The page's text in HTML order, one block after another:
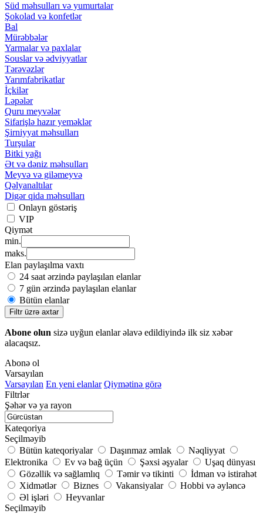
Süd məhsulları və yumurtalar
Şokolad və konfetlər
Bal
Mürəbbələr
Yarmalar və paxlalar
Souslar və ədviyyatlar
Tərəvəzlər
Yarımfabrikatlar
İçkilər
Ləpələr
Quru meyvələr
Sifarişlə hazır yeməklər
Şirniyyat məhsulları
Turşular
Bitki yağı
Ət və dəniz məhsulları
Meyvə və giləmeyvə
Qəlyanaltılar
Digər qida məhsulları
Onlayn göstəriş
VIP
Qiymət
min.
maks.
Elan paylaşılma vaxtı
24 saat ərzində paylaşılan elanlar
7 gün ərzində paylaşılan elanlar
Bütün elanlar
Filtr üzrə axtar
Abone olun sizə uyğun elanlar əlavə edildiyində ilk siz xəbər
alacaqsız.
Abonə ol
Varsayılan
Varsayılan En yeni elanlar Qiymətinə görə
Filtrlər
Şəhər və ya rayon
Kateqoriya
Seçilməyib
Bütün kateqoriyalar
Daşınmaz əmlak
Nəqliyyat
Elektronika
Ev və bağ üçün Şəxsi əşyalar
Uşaq dünyası
Gözəllik və sağlamlıq
Təmir və tikinti
İdman və istirahət
Xidmətlər
Biznes Vakansiyalar
Hobbi və əyləncə
Əl işləri
Heyvanlar
Seçilməyib